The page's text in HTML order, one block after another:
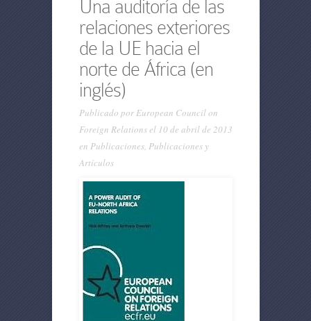
Una auditoría de las
relaciones exteriores
de la UE hacia el
norte de África (en
inglés)
Publicado porEuropean Council on
Foreign Relationsel 10 de abril de 2013
en Publicaciones, Publicaciones y
Artículos